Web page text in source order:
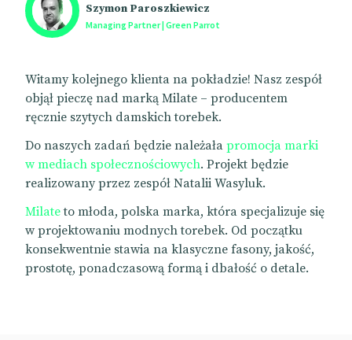
Szymon Paroszkiewicz
Managing Partner | Green Parrot
Witamy kolejnego klienta na pokładzie! Nasz zespół
objął pieczę nad marką Milate – producentem
ręcznie szytych damskich torebek.
Do naszych zadań będzie należała promocja marki
w mediach społecznościowych. Projekt będzie
realizowany przez zespół Natalii Wasyluk.
Milateto młoda, polska marka, która specjalizuje się
w projektowaniu modnych torebek. Od początku
konsekwentnie stawia na klasyczne fasony, jakość,
prostotę, ponadczasową formą i dbałość o detale.